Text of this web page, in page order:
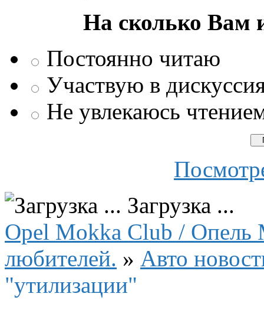
На сколько Вам
Постоянно читаю
Участвую в
Не увлекаюсь
Загрузка ...
Opel Mokka Club / Опель
любителей. » Авто
"утилизации"